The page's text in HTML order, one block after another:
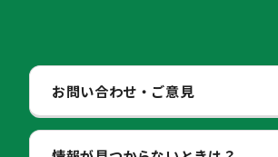
お問い合わせ・ご意見